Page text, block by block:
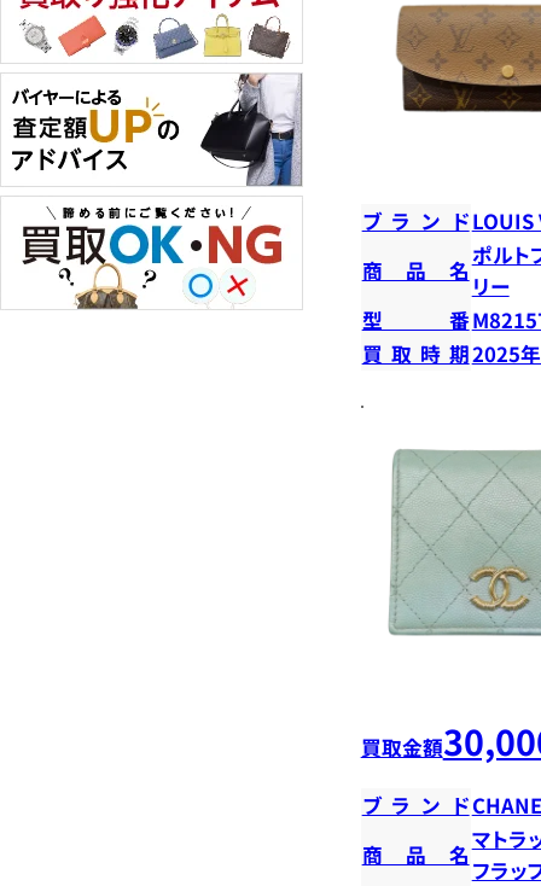
ブランドLOUIS
商品名
ポルト
リー
型番
買取時期2025
買取金額
ブランド
商品名
マトラ
フラッ